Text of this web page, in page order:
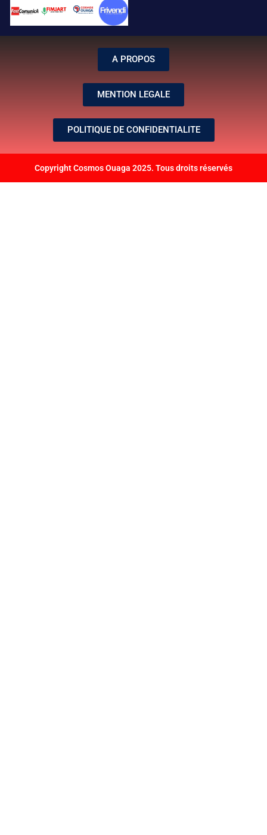
A PROPOS
MENTION LEGALE
POLITIQUE DE CONFIDENTIALITE
Copyright Cosmos Ouaga 2025. Tous droits réservés